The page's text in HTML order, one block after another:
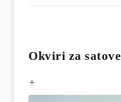
Okviri za satove
+